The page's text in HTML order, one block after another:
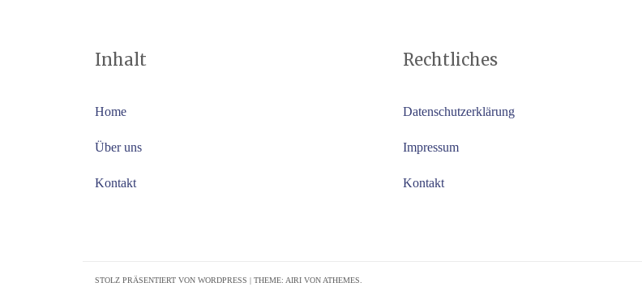
Inhalt
Home
Über uns
Kontakt
Rechtliches
Datenschutzerklärung
Impressum
Kontakt
STOLZ PRÄSENTIERT VON WORDPRESS | THEME: AIRI VON ATHEMES.